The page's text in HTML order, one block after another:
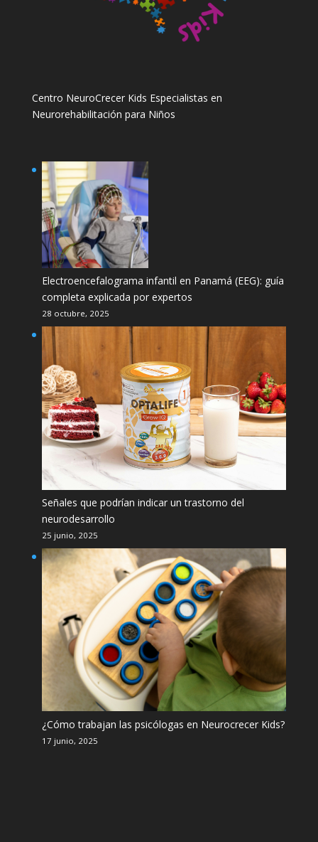
Centro NeuroCrecer Kids Especialistas en
Neurorehabilitación para Niños
Electroencefalograma infantil en Panamá (EEG): guía
completa explicada por expertos
28 octubre, 2025
Señales que podrían indicar un trastorno del
neurodesarrollo
25 junio, 2025
¿Cómo trabajan las psicólogas en Neurocrecer Kids?
17 junio, 2025